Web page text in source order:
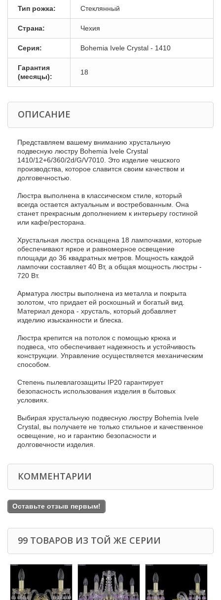
Тип рожка: Стеклянный
Страна: Чехия
Серия: Bohemia Ivele Crystal - 1410
Гарантия
(месяцы):
18
ОПИСАНИЕ
Представляем вашему вниманию хрустальную
подвесную люстру Bohemia Ivele Crystal
1410/12+6/360/2d/G/V7010. Это изделие чешского
производства, которое славится своим качеством и
долговечностью.
Люстра выполнена в классическом стиле, который
всегда остается актуальным и востребованным. Она
станет прекрасным дополнением к интерьеру гостиной
или кафе/ресторана.
Хрустальная люстра оснащена 18 лампочками, которые
обеспечивают яркое и равномерное освещение
площади до 36 квадратных метров. Мощность каждой
лампочки составляет 40 Вт, а общая мощность люстры -
720 Вт.
Арматура люстры выполнена из металла и покрыта
золотом, что придает ей роскошный и богатый вид.
Материал декора - хрусталь, который добавляет
изделию изысканности и блеска.
Люстра крепится на потолок с помощью крюка и
подвеса, что обеспечивает надежность и устойчивость
конструкции. Управление осуществляется механическим
способом.
Степень пылевлагозащиты IP20 гарантирует
безопасность использования изделия в бытовых
условиях.
Выбирая хрустальную подвесную люстру Bohemia Ivele
Crystal, вы получаете не только стильное и качественное
освещение, но и гарантию безопасности и
долговечности изделия.
КОММЕНТАРИИ
Оставьте отзыв первым!
99 ТОВАРОВ ИЗ ТОЙ ЖЕ СЕРИИ